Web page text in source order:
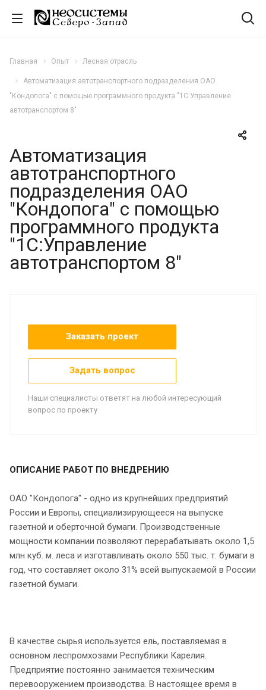
Главная Опыт Лесная отрасль
Автоматизация автотранспортного подразделения ОАО
"Кондопога" с помощью программного продукта "1С:Управление
автотранспортом 8"
Автоматизация
автотранспортного
подразделения ОАО
"Кондопога" с помощью
программного продукта
"1С:Управление
автотранспортом 8"
Заказать проект
Задать вопрос
Наши специалисты ответят на любой интересующий
вопрос по проекту
ОПИСАНИЕ РАБОТ ПО ВНЕДРЕНИЮ
ОАО "Кондопога" - одно из крупнейших предприятий
России и Европы, специализирующееся на выпуске
газетной и оберточной бумаги. Производственные
мощности компании позволяют перерабатывать около 1,5
млн куб. м. леса и изготавливать около 550 тыс. т. бумаги в
год, что составляет около 31% всей выпускаемой в России
газетной бумаги.
В качестве сырья используется ель, поставляемая в
основном леспромхозами Республики Карелия.
Предприятие постоянно занимается техническим
перевооружением производства. В настоящее время в